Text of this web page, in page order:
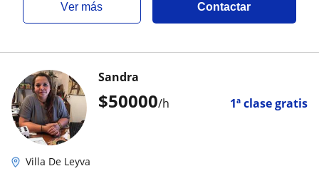
ver más Contactar
$50000/h 1ª clase gratis
Sandra
Villa De Leyva